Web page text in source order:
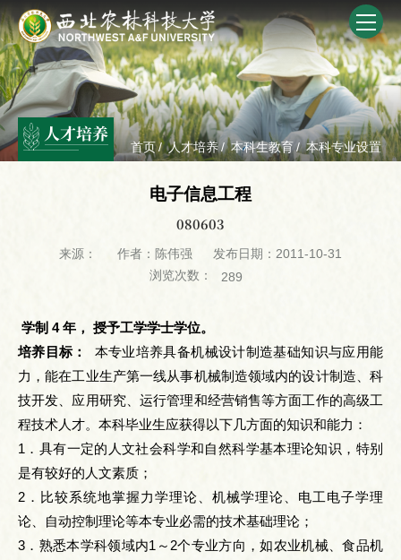
人才培养
首页 / 人才培养 / 本科生教育 / 本科专业设置
电子信息工程
080603
来源： 作者：陈伟强
发布日期：2011-10-31
浏览次数：
289
学制 4 年， 授予工学学士学位。
培养目标：
本专业培养具备机械设计制造基础知识与应用能
力，能在工业生产第一线从事机械制造领域内的设计制造、科
技开发、应用研究、运行管理和经营销售等方面工作的高级工
程技术人才。本科毕业生应获得以下几方面的知识和能力：
1．具有一定的人文社会科学和自然科学基本理论知识，特别
是有较好的人文素质；
2．比较系统地掌握力学理论、机械学理论、电工电子学理
论、自动控制理论等本专业必需的技术基础理论；
3．熟悉本学科领域内1～2个专业方向，如农业机械、食品机